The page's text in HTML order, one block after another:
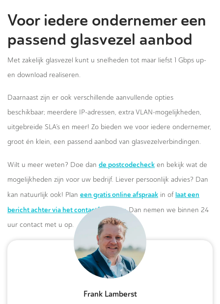
Voor iedere ondernemer een
passend glasvezel aanbod
Met zakelijk glasvezel kunt u snelheden tot maar liefst 1 Gbps up-
en download realiseren.
Daarnaast zijn er ook verschillende aanvullende opties
beschikbaar; meerdere IP-adressen, extra VLAN-mogelijkheden,
uitgebreide SLA’s en meer! Zo bieden we voor iedere ondernemer,
groot én klein, een passend aanbod van glasvezelverbindingen.
Wilt u meer weten? Doe dan de postcodecheck en bekijk wat de
mogelijkheden zijn voor uw bedrijf. Liever persoonlijk advies? Dan
kan natuurlijk ook! Plan een gratis online afspraak in of laat een
bericht achter via het contactformulier.Dan nemen we binnen 24
uur contact met u op.
Frank Lamberst